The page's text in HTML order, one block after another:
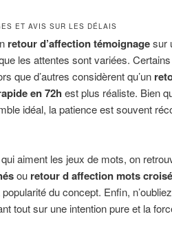
ET AVIS SUR LES DÉLAIS
retour d’affection témoignagesur
les attentes sont variées.
que d’autres considèrent qu’un
en 72h est plus réaliste. Bien
idéal, la patience est souvent
aiment les jeux de mots, on
ou retour d affection mots
du concept. Enfin,
tout sur une intention pure et la